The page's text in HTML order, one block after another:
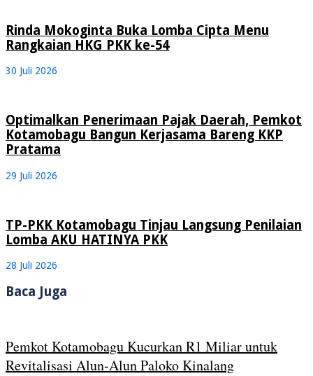
Rinda Mokoginta Buka Lomba Cipta Menu
Rangkaian HKG PKK ke-54
30 Juli 2026
Optimalkan Penerimaan Pajak Daerah, Pemkot
Kotamobagu Bangun Kerjasama Bareng KKP
Pratama
29 Juli 2026
TP-PKK Kotamobagu Tinjau Langsung Penilaian
Lomba AKU HATINYA PKK
28 Juli 2026
Baca Juga
Pemkot Kotamobagu Kucurkan R1 Miliar untuk
Revitalisasi Alun-Alun Paloko Kinalang